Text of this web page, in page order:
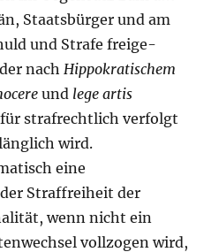
Staatsbürger und am
und Strafe freige­
nach Hippokratischem
und lege artis
strafrechtlich verfolgt
wird.
eine
Straffreiheit der
wenn nicht ein
vollzogen wird,